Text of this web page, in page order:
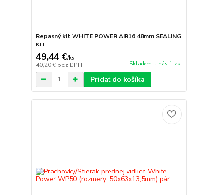
Repasný kit WHITE POWER AIR16 48mm SEALING
KIT
49,44 €/ks
40,20 € bez DPH Skladom u nás 1 ks
Pridať do košíka